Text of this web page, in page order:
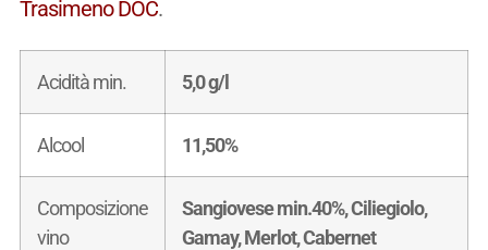
Trasimeno DOC.
Acidità min. 5,0 g/l
Alcool 11,50%
Composizione
vino
Sangiovese min.40%, Ciliegiolo,
Gamay, Merlot, Cabernet